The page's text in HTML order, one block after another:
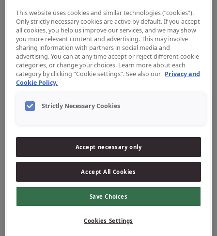
Junior hambapasta
This website uses cookies and similar technologies (“cookies”).
Only strictly necessary cookies are active by default. If you accept
all cookies, you help us improve our services, and we may show
you more relevant content and advertising. This may involve
sharing information with partners in social media and
advertising. You can at any time accept or reject different cookie
categories, or change your choices. Learn more about each
category by clicking “Cookie settings”. See also our Privacy and
Cookie Policy.
Strictly Necessary Cookies
Accept necessary only
Accept All Cookies
Save Choices
Cookies Settings